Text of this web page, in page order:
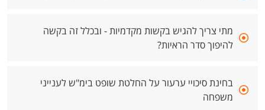
מתי צריך להגיש בקשות מקדמיות - ובכלל זה בקשה
להיפוך סדר הראיות?
בחינת סיכויי ערעור על החלטת שופט בימ"ש לענייני
משפחה